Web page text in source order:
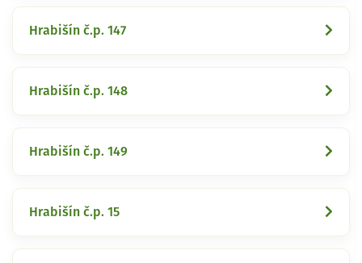
Hrabišín č.p. 147
Hrabišín č.p. 148
Hrabišín č.p. 149
Hrabišín č.p. 15